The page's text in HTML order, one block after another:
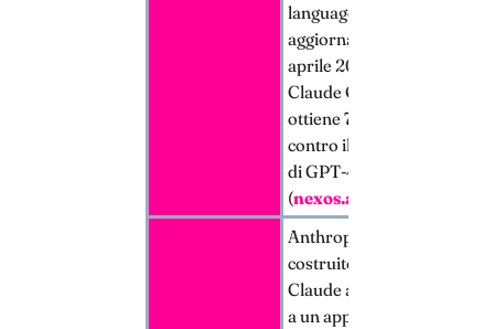
language test
aggiornato ad
aprile 2025,
Claude Opus 4
ottiene 76.11
contro il 54.55
di GPT-4.1
(nexos.ai
Anthropic ha
costruito
Claude attorno
a un approccio